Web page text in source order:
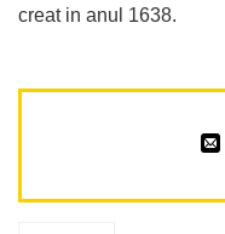
creat in anul 1638.